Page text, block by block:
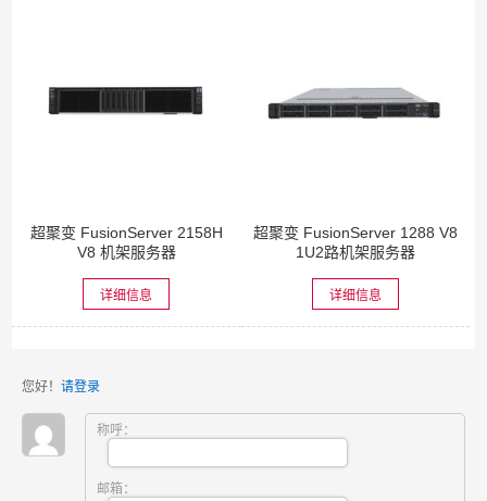
超聚变 FusionServer 2158H
V8 机架服务器
详细信息
超聚变 FusionServer 1288 V8
1U2路机架服务器
详细信息
您好！ 请登录
称呼：
邮箱：